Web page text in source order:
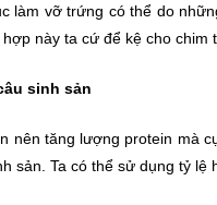
làm vỡ trứng có thể do
này ta cứ để kệ cho chim
sinh sản
nên tăng lượng protein mà
sản. Ta có thể sử dụng tỷ